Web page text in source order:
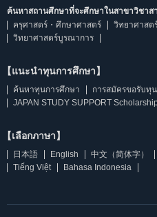
ค้นหาสถานศึกษาที่จะศึกษาในสาขาวิชา
ครุศาสตร์・ศึกษาศาสตร์
วิทยาศาสต
วิทยาศาสตร์บูรณาการ
【แนะนำทุนการศึกษา】
ค้นหาทุนการศึกษา
การสมัครขอรับทุ
JAPAN STUDY SUPPORT
【เลือกภาษา】
日本語 English 中文（简体字）
Tiếng Việt
Bahasa Indonesia